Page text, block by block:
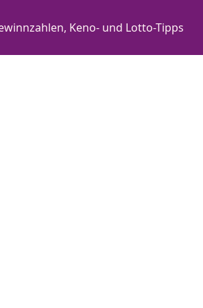
Keno- und Lotto-Tipps